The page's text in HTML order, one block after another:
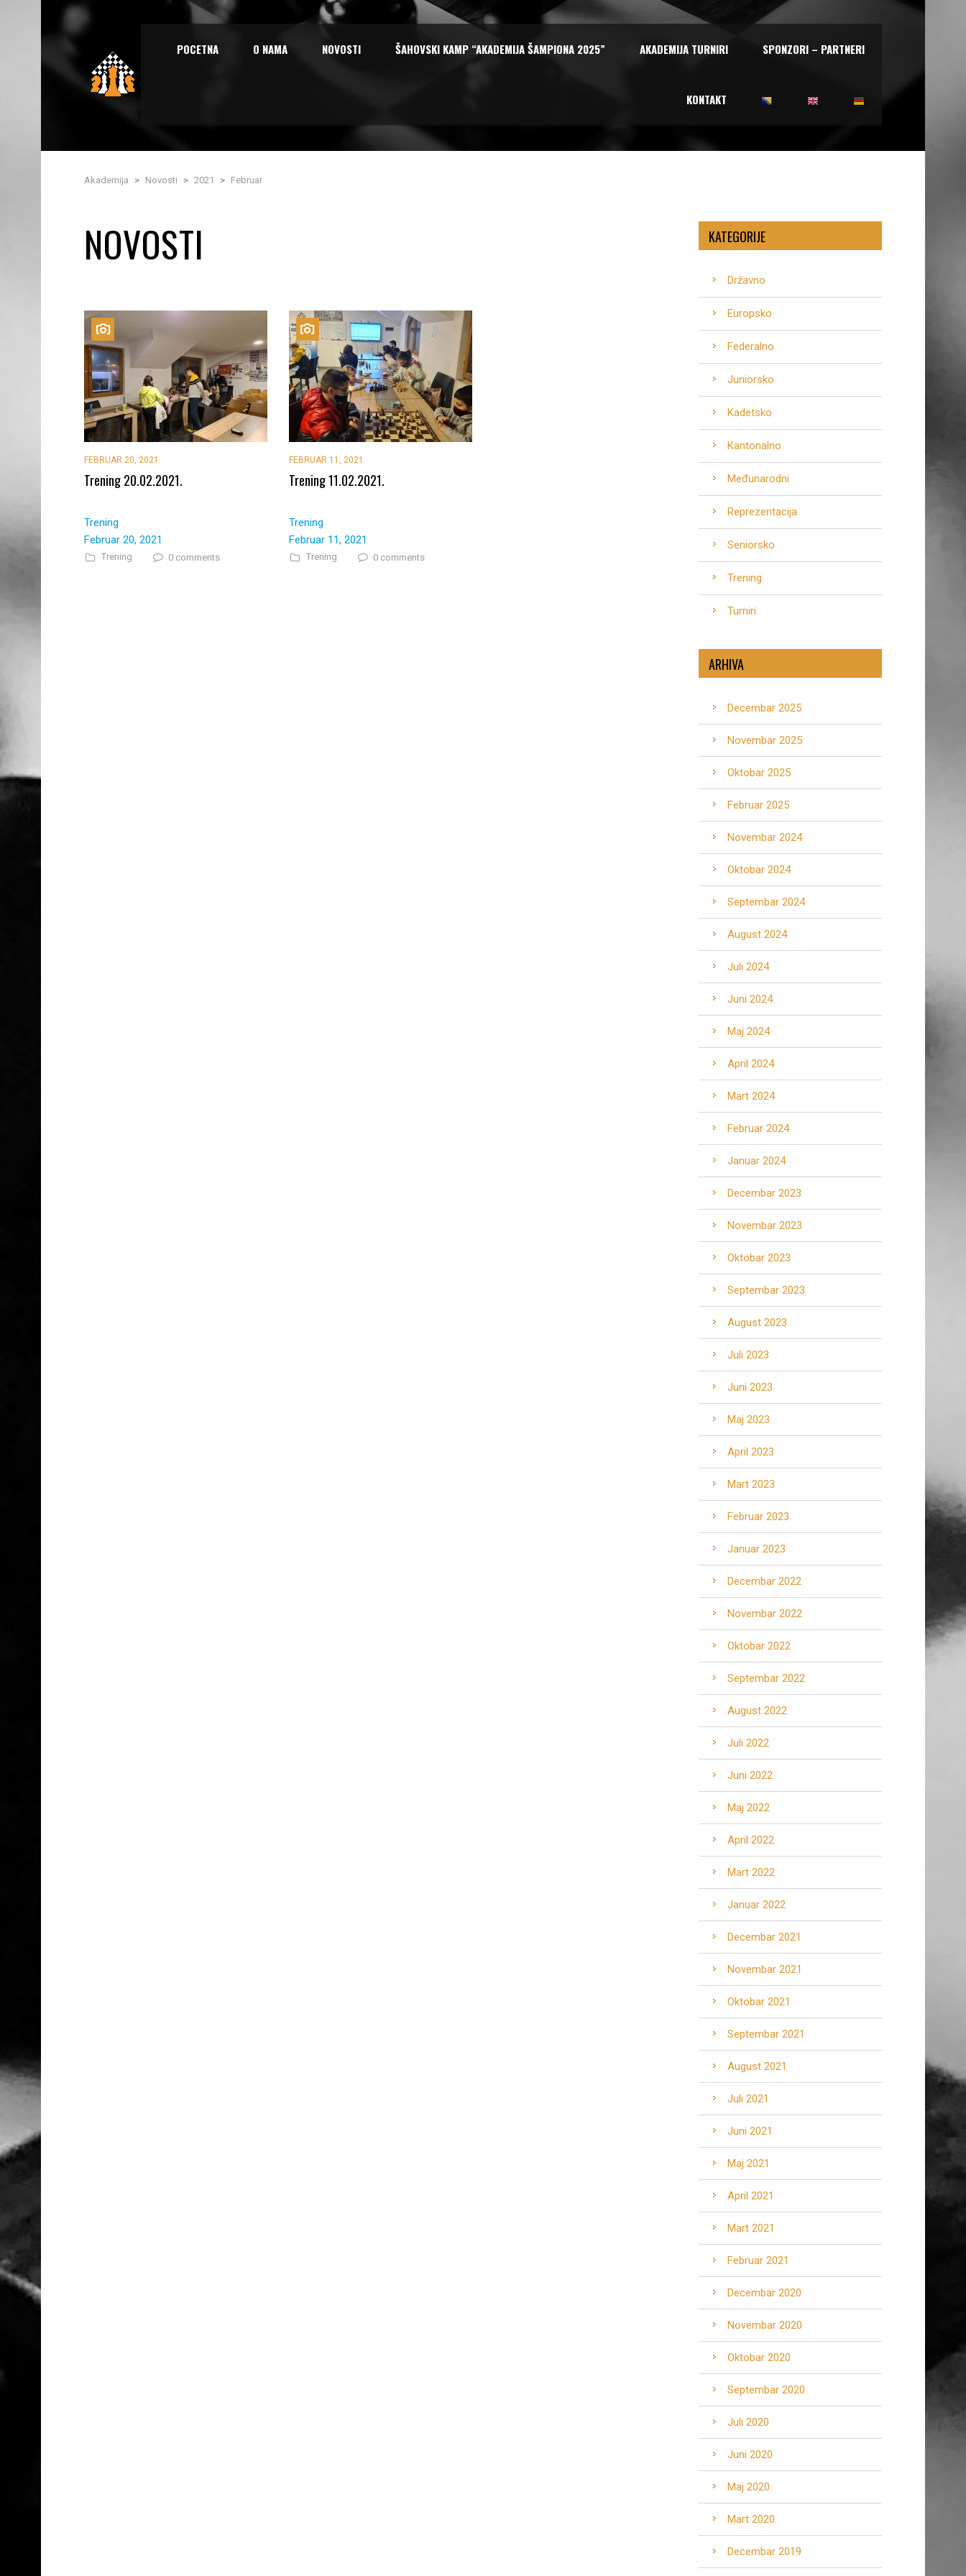
POCETNA O NAMA NOVOSTI ŠAHOVSKI KAMP “AKADEMIJA ŠAMPIONA 2025” AKADEMIJA TURNIRI SPONZORI – PARTNERI
KONTAKT
Akademija > Novosti > 2021 > Februar
NOVOSTI
FEBRUAR 20, 2021
Trening 20.02.2021.
Trening
Februar 20, 2021
Trening 0 comments
FEBRUAR 11, 2021
Trening 11.02.2021.
Trening
Februar 11, 2021
Trening 0 comments
KATEGORIJE
Državno
Europsko
Federalno
Juniorsko
Kadetsko
Kantonalno
Međunarodni
Reprezentacija
Seniorsko
Trening
Turniri
ARHIVA
Decembar 2025
Novembar 2025
Oktobar 2025
Februar 2025
Novembar 2024
Oktobar 2024
Septembar 2024
August 2024
Juli 2024
Juni 2024
Maj 2024
April 2024
Mart 2024
Februar 2024
Januar 2024
Decembar 2023
Novembar 2023
Oktobar 2023
Septembar 2023
August 2023
Juli 2023
Juni 2023
Maj 2023
April 2023
Mart 2023
Februar 2023
Januar 2023
Decembar 2022
Novembar 2022
Oktobar 2022
Septembar 2022
August 2022
Juli 2022
Juni 2022
Maj 2022
April 2022
Mart 2022
Januar 2022
Decembar 2021
Novembar 2021
Oktobar 2021
Septembar 2021
August 2021
Juli 2021
Juni 2021
Maj 2021
April 2021
Mart 2021
Februar 2021
Decembar 2020
Novembar 2020
Oktobar 2020
Septembar 2020
Juli 2020
Juni 2020
Maj 2020
Mart 2020
Decembar 2019